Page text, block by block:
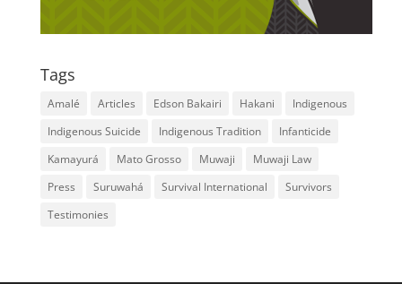
Tags
Amalé Articles Edson Bakairi Hakani
Indigenous
Indigenous Suicide
Indigenous Tradition
Infanticide
Kamayurá
Mato Grosso Muwaji
Muwaji Law
Press
Suruwahá Survival International
Survivors
Testimonies